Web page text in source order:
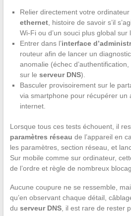
Relier directement votre
ethernet, histoire de savoir s’il
Wi-Fi ou d’un souci plus global sur
Entrer dans l’interface
routeur afin de lancer un
anomalie (échec
sur le serveur DNS).
Basculer provisoirement sur le
via smartphone pour récupérer un
internet.
Lorsque tous ces tests échouent, il
paramètres réseau de l’appareil en
les paramètres, section réseau, et
Sur mobile comme sur ordinateur,
de l’ordre et règle de nombreux
Aucune coupure ne se ressemble,
qu’en observant chaque détail,
du serveur DNS, il est rare de rester